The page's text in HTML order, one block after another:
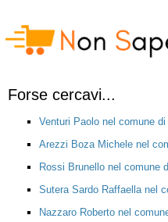
Forse cercavi...
Venturi Paolo nel comune
Arezzi Boza Michele nel
Rossi Brunello nel comune
Sutera Sardo Raffaella nel
Nazzaro Roberto nel